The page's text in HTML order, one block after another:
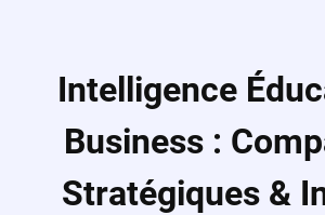
Intelligence
Business :
Stratégiques &